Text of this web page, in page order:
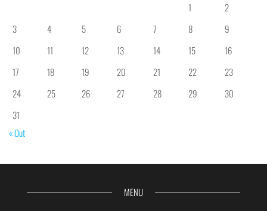
1
2
3
4 5 6 7 8
9
10
11 12 13 14 15
16
17
18 19 20 21 22
23
24
25 26 27 28 29
30
31
« Out
MENU